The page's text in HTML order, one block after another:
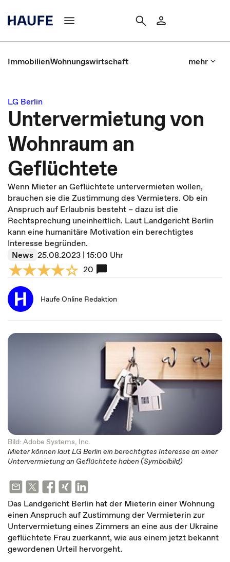
ImmobilienWohnungswirtschaft mehr
LG Berlin
Untervermietung von
Wohnraum an
Geflüchtete
Wenn Mieter an Geflüchtete untervermieten wollen,
brauchen sie die Zustimmung des Vermieters. Ob ein
Anspruch auf Erlaubnis besteht – dazu ist die
Rechtsprechung uneinheitlich. Laut Landgericht Berlin
kann eine humanitäre Motivation ein berechtigtes
Interesse begründen.
News 25.08.2023 | 15:00 Uhr
20
Haufe Online Redaktion
Bild: Adobe Systems, Inc.
Mieter können laut LG Berlin ein berechtigtes Interesse an einer
Untervermietung an Geflüchtete haben (Symbolbild)
Das Landgericht Berlin hat der Mieterin einer Wohnung
einen Anspruch auf Zustimmung der Vermieterin zur
Untervermietung eines Zimmers an eine aus der Ukraine
geflüchtete Frau zuerkannt, wie aus einem jetzt bekannt
gewordenen Urteil hervorgeht.